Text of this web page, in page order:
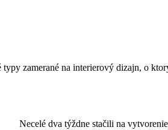
zamerané na interierový dizajn, o
Necelé dva týždne stačili na